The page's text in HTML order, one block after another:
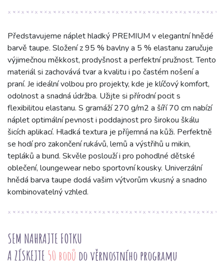
Představujeme náplet hladký PREMIUM v elegantní hnědé
barvě taupe. Složení z 95 % bavlny a 5 % elastanu zaručuje
výjimečnou měkkost, prodyšnost a perfektní pružnost. Tento
materiál si zachovává tvar a kvalitu i po častém nošení a
praní. Je ideální volbou pro projekty, kde je klíčový komfort,
odolnost a snadná údržba. Užijte si přírodní pocit s
flexibilitou elastanu. S gramáží 270 g/m2 a šíří 70 cm nabízí
náplet optimální pevnost i poddajnost pro širokou škálu
šicích aplikací. Hladká textura je příjemná na kůži. Perfektně
se hodí pro zakončení rukávů, lemů a výstřihů u mikin,
tepláků a bund. Skvěle poslouží i pro pohodlné dětské
oblečení, loungewear nebo sportovní kousky. Univerzální
hnědá barva taupe dodá vašim výtvorům vkusný a snadno
kombinovatelný vzhled.
SEM NAHRAJTE FOTKU
A ZÍSKEJTE 50 bodů do věrnostního programu